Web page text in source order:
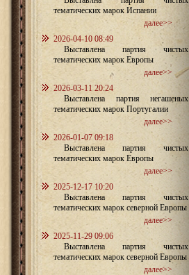
тематических марок Испании
далее>>
2026-04-10 08:49
Выставлена партия чистых
тематических марок Европы
далее>>
2026-03-11 20:24
Выставлена партия негашеных
тематических марок Португалии
далее>>
2026-01-07 09:18
Выставлена партия чистых
тематических марок Европы
далее>>
2025-12-17 10:20
Выставлена партия чистых
тематических марок северной Европы
далее>>
2025-11-29 09:06
Выставлена партия чистых
тематических марок северной Европы
далее>>